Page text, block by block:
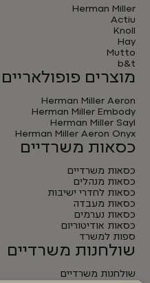
Herman Miller
Actiu
Knoll
Hay
Mutto
b&t
מוצרים פופולאריים
Herman Miller Aeron
Herman Miller Embody
Herman Miller Sayl
Herman Miller Aeron Onyx
כסאות משרדיים
כסאות משרדיים
כסאות מנהלים
כסאות לחדרי ישיבות
כסאות מעבדה
כסאות נערמים
כסאות אודיטוריום
ספות למשרד
שולחנות משרדיים
שולחנות משרדיים